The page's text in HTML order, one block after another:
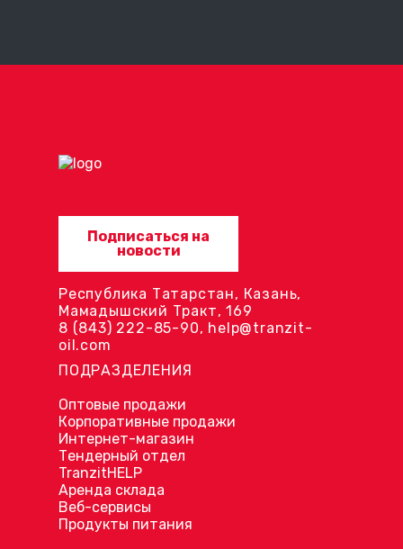
Подписаться на
новости
Республика Татарстан, Казань,
Мамадышский Тракт, 169
8 (843) 222-85-90, help@tranzit-
oil.com
ПОДРАЗДЕЛЕНИЯ
Оптовые продажи
Корпоративные продажи
Интернет-магазин
Тендерный отдел
TranzitHELP
Аренда склада
Веб-сервисы
Продукты питания